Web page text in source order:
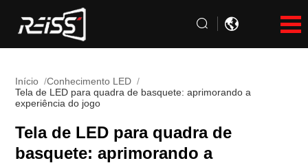
Início
Conhecimento LED
Tela de LED para quadra de basquete: aprimorando a
experiência do jogo
Tela de LED para quadra de
basquete: aprimorando a